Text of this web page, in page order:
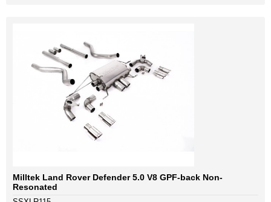
Milltek Land Rover Defender 5.0 V8 GPF-back Non-
Resonated